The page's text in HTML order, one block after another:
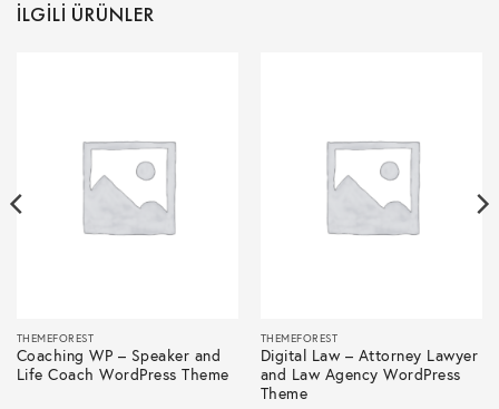
İLGILI ÜRÜNLER
THEMEFOREST
Coaching WP – Speaker and
Life Coach WordPress Theme
THEMEFOREST
Digital Law – Attorney Lawyer
and Law Agency WordPress
Theme